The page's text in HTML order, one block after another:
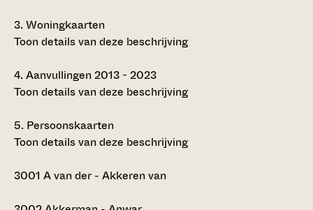
3.Woningkaarten
Toon details van deze beschrijving
4.Aanvullingen 2013 - 2023
Toon details van deze beschrijving
5. Persoonskaarten
Toon details van deze beschrijving
3001 A van der - Akkeren van